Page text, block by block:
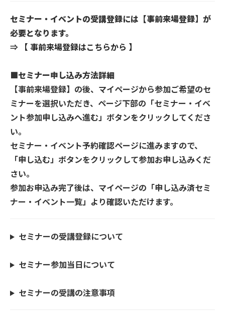
セミナー・イベントの受講登録には【事前来場登録】が
必要となります。
⇒ 【 事前来場登録はこちらから 】
■セミナー申し込み方法詳細
【事前来場登録】の後、マイページから参加ご希望のセ
ミナーを選択いただき、ページ下部の「セミナー・イベ
ント参加申し込みへ進む」ボタンをクリックしてくださ
い。
セミナー・イベント予約確認ページに進みますので、
「申し込む」ボタンをクリックして参加お申し込みくだ
さい。
参加お申込み完了後は、マイページの「申し込み済セミ
ナー・イベント一覧」より確認いただけます。
セミナーの受講登録について
セミナー参加当日について
セミナーの受講の注意事項